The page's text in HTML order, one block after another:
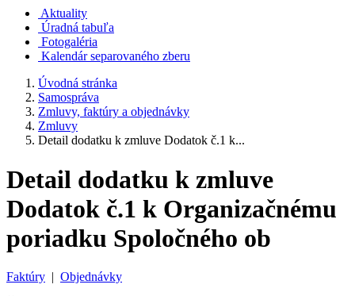
Aktuality
Úradná tabuľa
Fotogaléria
Kalendár separovaného zberu
Úvodná stránka
Samospráva
Zmluvy, faktúry a objednávky
Zmluvy
Detail dodatku k zmluve Dodatok č.1 k...
Detail dodatku k zmluve
Dodatok č.1 k Organizačnému
poriadku Spoločného ob
Faktúry | Objednávky